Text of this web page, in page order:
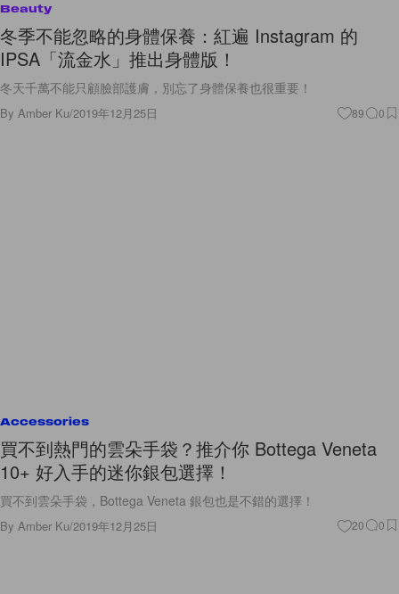
Beauty
冬季不能忽略的身體保養：紅遍 Instagram 的
IPSA「流金水」推出身體版！
冬天千萬不能只顧臉部護膚，別忘了身體保養也很重要！
By Amber Ku/2019年12月25日 89 0
Accessories
買不到熱門的雲朵手袋？推介你 Bottega Veneta
10+ 好入手的迷你銀包選擇！
買不到雲朵手袋，Bottega Veneta 銀包也是不錯的選擇！
By Amber Ku/2019年12月25日 20 0